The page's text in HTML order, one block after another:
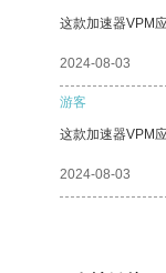
这款加速器VPM
2024-08-03
游客
这款加速器VPM
2024-08-03